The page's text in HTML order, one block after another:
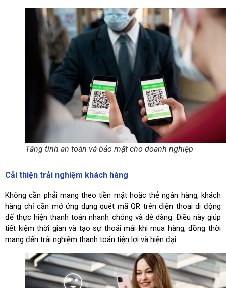
Tăng tính an toàn và bảo mật cho doanh nghiệp
Cải thiện trải nghiệm khách hàng
Không cần phải mang theo tiền mặt hoặc thẻ ngân hàng, khách
hàng chỉ cần mở ứng dụng quét mã QR trên điện thoại di động
để thực hiện thanh toán nhanh chóng và dễ dàng. Điều này giúp
tiết kiệm thời gian và tạo sự thoải mái khi mua hàng, đồng thời
mang đến trải nghiệm thanh toán tiện lợi và hiện đại.